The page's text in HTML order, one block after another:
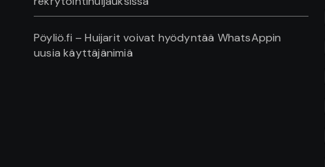
Pöyliö.fi – Huijarit voivat hyödyntää WhatsAppin
uusia käyttäjänimiä